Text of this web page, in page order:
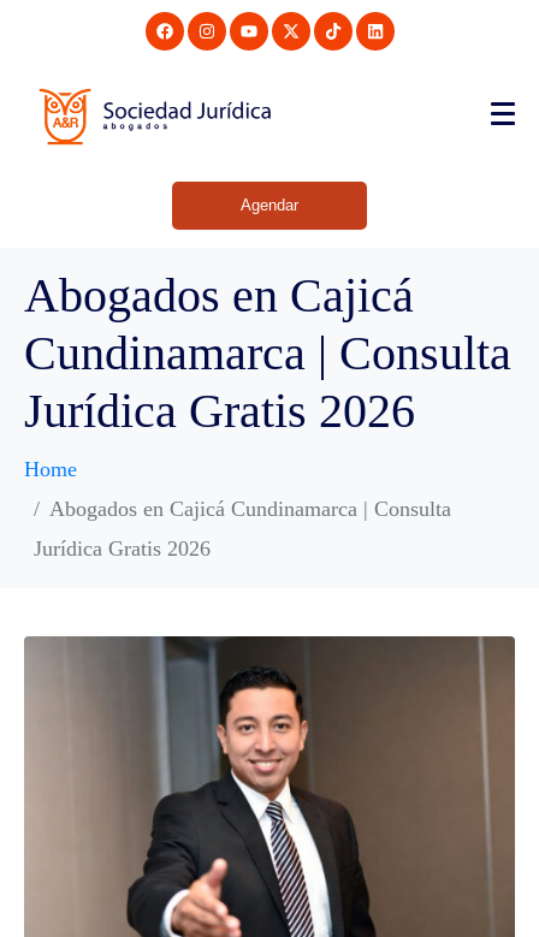
Agendar
Abogados en Cajicá
Cundinamarca | Consulta
Jurídica Gratis 2026
Home
Abogados en Cajicá Cundinamarca | Consulta
Jurídica Gratis 2026